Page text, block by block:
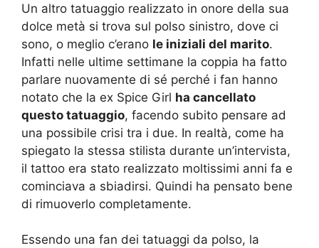
Un altro tatuaggio realizzato in onore della sua
dolce metà si trova sul polso sinistro, dove ci
sono, o meglio c’erano le iniziali del marito.
Infatti nelle ultime settimane la coppia ha fatto
parlare nuovamente di sé perché i fan hanno
notato che la ex Spice Girl ha cancellato
questo tatuaggio, facendo subito pensare ad
una possibile crisi tra i due. In realtà, come ha
spiegato la stessa stilista durante un’intervista,
il tattoo era stato realizzato moltissimi anni fa e
cominciava a sbiadirsi. Quindi ha pensato bene
di rimuoverlo completamente.
Essendo una fan dei tatuaggi da polso, la